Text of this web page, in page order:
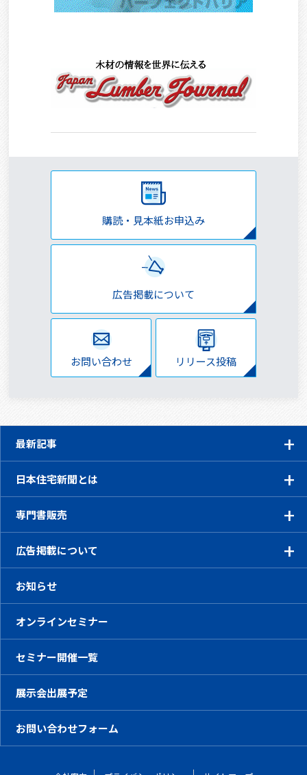
購読・見本紙お申込み
広告掲載について
お問い合わせ リリース投稿
最新記事
日本住宅新聞とは
専門書販売
広告掲載について
お知らせ
オンラインセミナー
セミナー開催一覧
展示会出展予定
お問い合わせフォーム